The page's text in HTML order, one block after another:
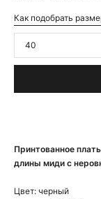
Принтованное
длины миди с
Цвет: черный
Как подобрать
40